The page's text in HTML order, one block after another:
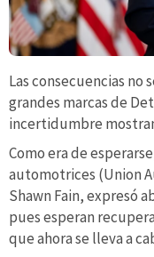
Las consecuencias no
grandes marcas de
incertidumbre
Como era de
automotrices (Union
Shawn Fain, expresó
pues esperan
que ahora se lleva a